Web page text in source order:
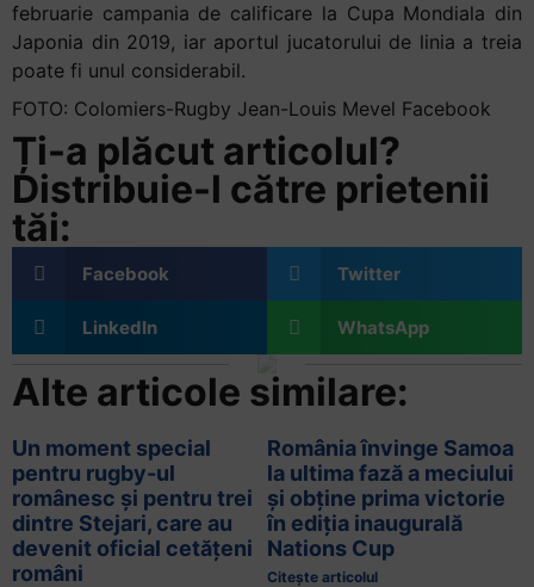
februarie campania de calificare la Cupa Mondiala din
Japonia din 2019, iar aportul jucatorului de linia a treia
poate fi unul considerabil.
FOTO: Colomiers-Rugby Jean-Louis Mevel Facebook
Ți-a plăcut articolul?
Distribuie-l către prietenii
tăi:
Facebook Twitter
LinkedIn WhatsApp
Alte articole similare:
Un moment special
pentru rugby-ul
românesc și pentru trei
dintre Stejari, care au
devenit oficial cetățeni
români
România învinge Samoa
la ultima fază a meciului
și obține prima victorie
în ediția inaugurală
Nations Cup
Citește articolul